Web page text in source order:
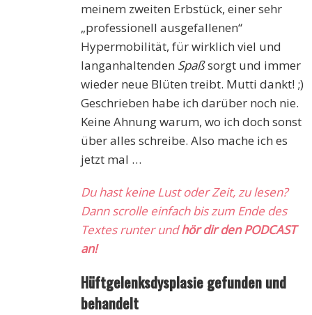
meinem zweiten Erbstück, einer sehr
„professionell ausgefallenen“
Hypermobilität, für wirklich viel und
langanhaltenden Spaßsorgt und immer
wieder neue Blüten treibt. Mutti dankt! ;)
Geschrieben habe ich darüber noch nie.
Keine Ahnung warum, wo ich doch sonst
über alles schreibe. Also mache ich es
jetzt mal …
Du hast keine Lust oder Zeit, zu lesen?
Dann scrolle einfach bis zum Ende des
Textes runter undhör dir den PODCAST
an!
Hüftgelenksdysplasie gefunden und
behandelt